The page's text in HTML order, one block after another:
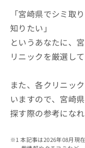
「宮崎県でシミ取
知りたい」
というあなたに、
リニックを厳選し
また、各クリニッ
いますので、宮崎
探す際の参考になれ
本記事は2026年08月現
ビ
関
す
る
お
い
わ
せ
ち
ら
広
告
出
の
問
い
せ
広
告
代
店
方
は
ち